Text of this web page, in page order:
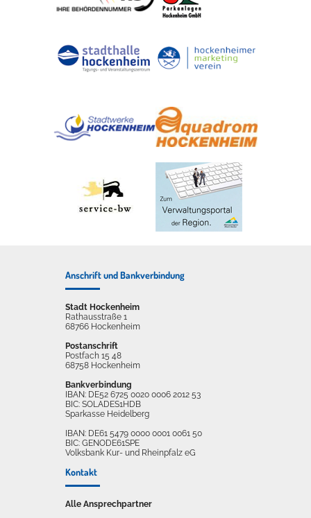
Anschrift und Bankverbindung
Stadt Hockenheim
Rathausstraße 1
68766 Hockenheim
Postanschrift
Postfach 15 48
68758 Hockenheim
Bankverbindung
IBAN: DE52 6725 0020 0006 2012 53
BIC: SOLADES1HDB
Sparkasse Heidelberg
IBAN: DE61 5479 0000 0001 0061 50
BIC: GENODE61SPE
Volksbank Kur- und Rheinpfalz eG
Kontakt
Alle Ansprechpartner